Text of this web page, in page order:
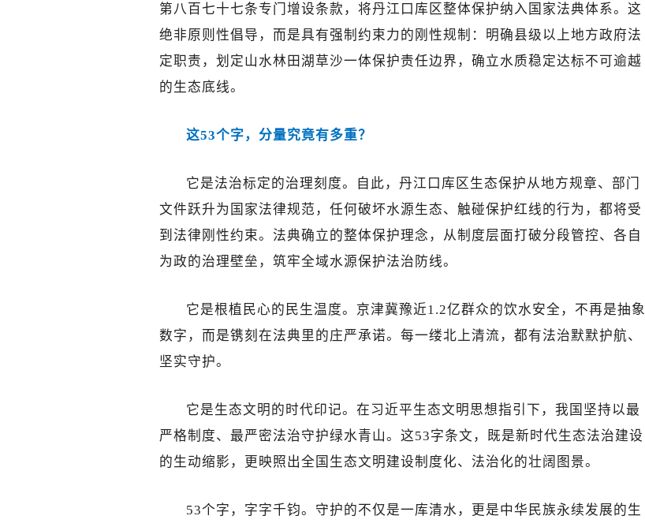
第八百七十七条专门增设条款，将丹江口库区整体保护纳入国家法典体系。这
绝非原则性倡导，而是具有强制约束力的刚性规制：明确县级以上地方政府法
定职责，划定山水林田湖草沙一体保护责任边界，确立水质稳定达标不可逾越
的生态底线。
这53个字，分量究竟有多重？
它是法治标定的治理刻度。自此，丹江口库区生态保护从地方规章、部门
文件跃升为国家法律规范，任何破坏水源生态、触碰保护红线的行为，都将受
到法律刚性约束。法典确立的整体保护理念，从制度层面打破分段管控、各自
为政的治理壁垒，筑牢全域水源保护法治防线。
它是根植民心的民生温度。京津冀豫近1.2亿群众的饮水安全，不再是抽象
数字，而是镌刻在法典里的庄严承诺。每一缕北上清流，都有法治默默护航、
坚实守护。
它是生态文明的时代印记。在习近平生态文明思想指引下，我国坚持以最
严格制度、最严密法治守护绿水青山。这53字条文，既是新时代生态法治建设
的生动缩影，更映照出全国生态文明建设制度化、法治化的壮阔图景。
53个字，字字千钧。守护的不仅是一库清水，更是中华民族永续发展的生